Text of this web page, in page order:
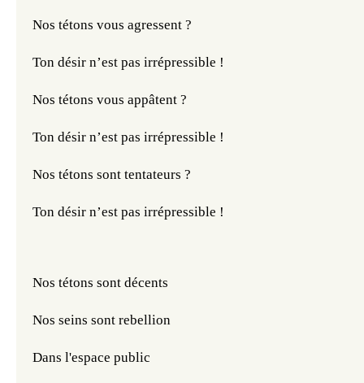
Nos tétons vous agressent ?
Ton désir n’est pas irrépressible !
Nos tétons vous appâtent ?
Ton désir n’est pas irrépressible !
Nos tétons sont tentateurs ?
Ton désir n’est pas irrépressible !
Nos tétons sont décents
Nos seins sont rebellion
Dans l'espace public